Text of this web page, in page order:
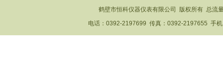
鹤壁市恒科仪器仪表有限公司 版权所有 总流
电话：0392-2197699 传真：0392-2197655 手